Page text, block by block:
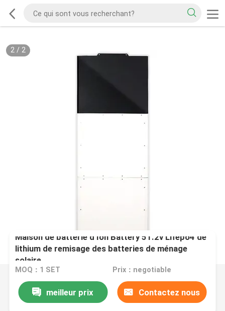
2/ 2
Maison de batterie d'Ion Battery 51.2v Lifepo4 de
lithium de remisage des batteries de ménage
solaire
MOQ：1 SET Prix：negotiable
meilleur prix Contactez nous